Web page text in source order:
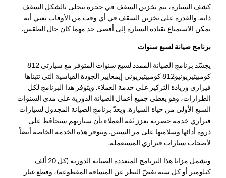
كشف السيارة، يتم تخزين السقف في حجرة تتحلى بالشكل السقف
ذاته. والقدرة على تخزين السقف في أي وقت من الأوقات تعني أنه
يمكن الاستمتاع بقيادة السيارة إلى أقصى حد مهما كان حال الطقس.
برنامج صيانة لسبع سنوات
يجسّد برنامج الصيانة الممدد لسبع سنوات المتوفر مع سيارتي 812
كومبيتيزيونيو812 كومبيتيزيوني إي
معايير الجودة القياسية التي تتبناها
فيراري وزيادة التركيز على خدمة العملاء. ويتوفر هذا البرنامج لكل
الطرازات، وهو يغطي جميع أعمال الصيانة الدورية على مدى السنوات
السبع الأولى من حياة السيارة. ويعدّ برنامج الصيانة المجدول لسيارات
فيراري خدمة حصرية تعزز ثقة العملاء بأن سيارتهم ستحافظ على
ذروة أدائها وسلامتها على مر السنين. وتتوفر هذه الخدمة الخاصة أيضاً
لأصحاب سيارات فيراري المستعملة.
وتشمل مزايا هذا البرنامج المتعددة الصيانة الدورية (كل 20 ألف
كيلومتر أو كل سنة بغضّ النظر عن المسافة المقطوعة)، وقطع غيار